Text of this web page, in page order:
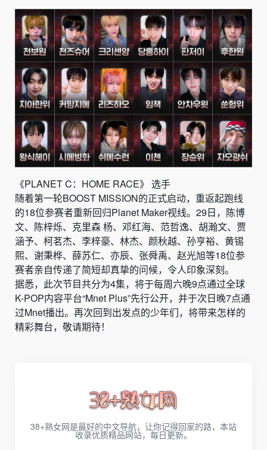
《PLANET C：HOME RACE》 选手
随着第一轮BOOST MISSION的正式启动，重返起跑线
的18位参赛者重新回归Planet Maker视线。29日，陈博
文、陈梓烁、克里森 杨、邓红海、范哲逸、胡瀚文、贾
涵予、柯茗杰、李梓豪、林杰、颜秋越、孙亨裕、黄锡
熙、谢秉桦、薛苏仁、亦辰、张舜禹、赵光旭等18位参
赛者亲自传递了简短却真挚的问候，令人印象深刻。
据悉，此次节目共分为4集，将于每周六晚9点通过全球
K-POP内容平台“Mnet Plus”先行公开，并于次日晚7点通
过Mnet播出。再次回到出发点的少年们，将带来怎样的
精彩舞台，敬请期待！
38+熟女网是最好的中文导航，让你记得回家的路，本站
收录优质精品网站，每日更新。